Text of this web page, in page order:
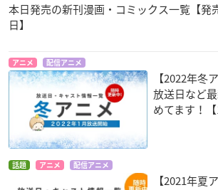
本日発売の新刊漫画・コミックス一覧【発
日】
アニメ 配信アニメ
【2022年冬
放送日など
めてます！【
話題 アニメ 配信アニメ
【2021年夏